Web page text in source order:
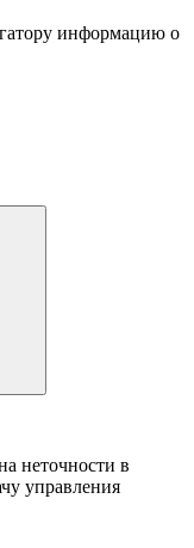
информацию о
неточности в
управления